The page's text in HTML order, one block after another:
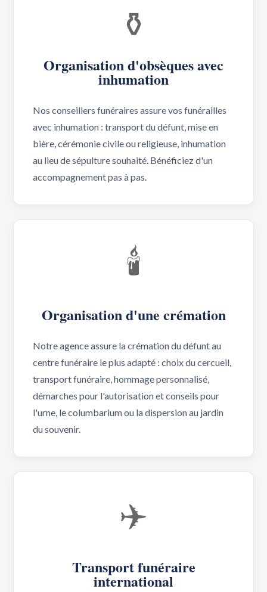
⚱️
Organisation d'obsèques avec
inhumation
Nos conseillers funéraires assure vos funérailles
avec inhumation : transport du défunt, mise en
bière, cérémonie civile ou religieuse, inhumation
au lieu de sépulture souhaité. Bénéficiez d'un
accompagnement pas à pas.
🕯️
Organisation d'une crémation
Notre agence assure la crémation du défunt au
centre funéraire le plus adapté : choix du cercueil,
transport funéraire, hommage personnalisé,
démarches pour l'autorisation et conseils pour
l'urne, le columbarium ou la dispersion au jardin
du souvenir.
✈️
Transport funéraire
international